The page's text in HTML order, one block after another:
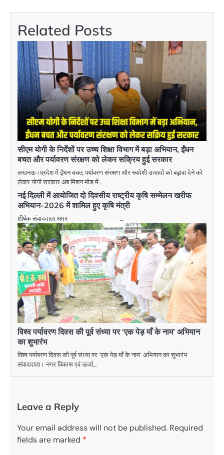
Related Posts
सीएम योगी के निर्देशों पर उच्च शिक्षा विभाग में बड़ा अभियान, ईंधन
बचत और पर्यावरण संरक्षण को लेकर सक्रिय हुई सरकार
लखनऊ।प्रदेश में ईंधन बचत, पर्यावरण संरक्षण और स्वदेशी उत्पादों को बढ़ावा देने को
लेकर योगी सरकार अब मिशन मोड में…
नई दिल्ली में आयोजित दो दिवसीय राष्ट्रीय कृषि सम्मेलन खरीफ
अभियान-2026 में शामिल हुए कृषि मंत्री
शीर्षक संवाददाता अमर …
विश्व पर्यावरण दिवस की पूर्व संध्या पर ‘एक पेड़ माँ के नाम’ अभियान
का शुभारंभ
विश्व पर्यावरण दिवस की पूर्व संध्या पर ‘एक पेड़ माँ के नाम’ अभियान का शुभारंभ
संवाददाता। नगर विकास एवं ऊर्जा…
Leave a Reply
Your email address will not be published. Required
fields are marked *